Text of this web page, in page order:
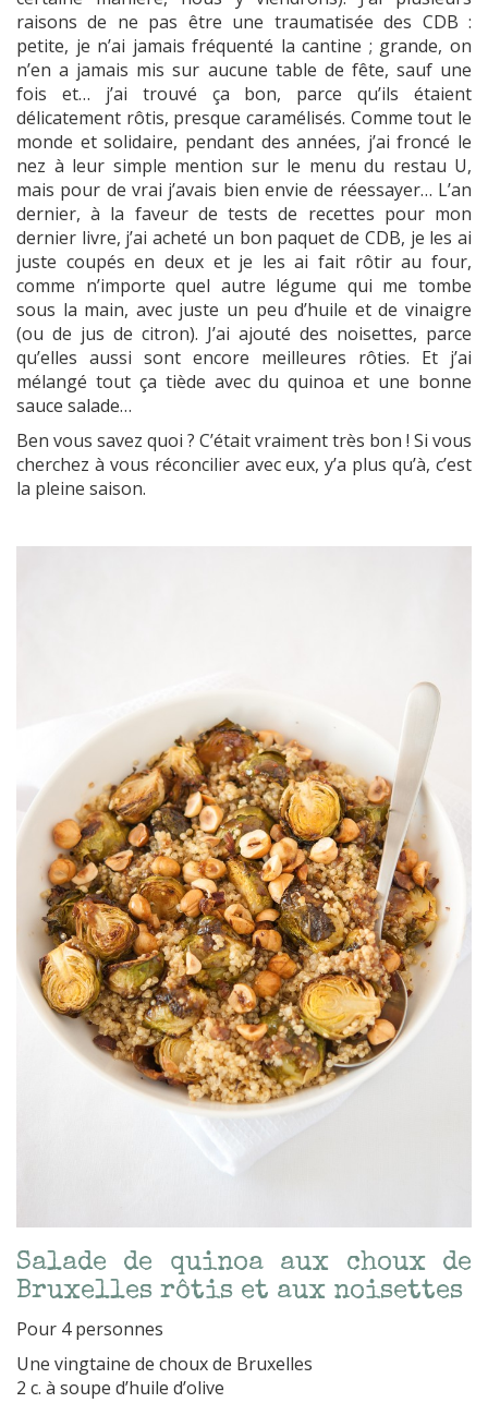
raisons de ne pas être une traumatisée des CDB :
petite, je n’ai jamais fréquenté la cantine ; grande, on
n’en a jamais mis sur aucune table de fête, sauf une
fois et… j’ai trouvé ça bon, parce qu’ils étaient
délicatement rôtis, presque caramélisés. Comme tout le
monde et solidaire, pendant des années, j’ai froncé le
nez à leur simple mention sur le menu du restau U,
mais pour de vrai j’avais bien envie de réessayer… L’an
dernier, à la faveur de tests de recettes pour mon
dernier livre, j’ai acheté un bon paquet de CDB, je les ai
juste coupés en deux et je les ai fait rôtir au four,
comme n’importe quel autre légume qui me tombe
sous la main, avec juste un peu d’huile et de vinaigre
(ou de jus de citron). J’ai ajouté des noisettes, parce
qu’elles aussi sont encore meilleures rôties. Et j’ai
mélangé tout ça tiède avec du quinoa et une bonne
sauce salade…
Ben vous savez quoi ? C’était vraiment très bon ! Si vous
cherchez à vous réconcilier avec eux, y’a plus qu’à, c’est
la pleine saison.
Salade de quinoa aux choux de
Bruxelles rôtis et aux noisettes
Pour 4 personnes
Une vingtaine de choux de Bruxelles
2 c. à soupe d’huile d’olive